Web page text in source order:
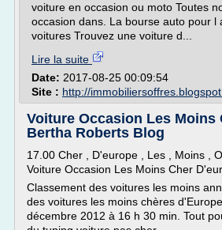
voiture en occasion ou moto Toutes
occasion dans. La bourse auto pour l
voitures Trouvez une voiture d...
Lire la suite
Date: 2017-08-25 00:09:54
Site : http://
Voiture Occasion Les Moins
Bertha Roberts Blog
17.00 Cher , D'europe , Les , Moins ,
Voiture Occasion Les Moins Cher
Classement des voitures les moins
des voitures les moins chères
décembre 2012 à 16 h 30 min. Tout